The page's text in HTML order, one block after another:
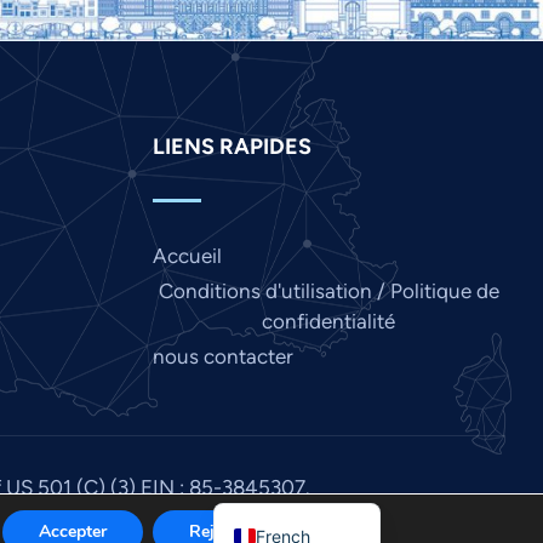
LIENS RAPIDES
Accueil
Conditions d'utilisation / Politique de
confidentialité
nous contacter
501 (C) (3) EIN : 85-3845307.
Accepter Rejeter French
English
Chinese
Dutch
Finnish
German
Gujarati
Hindi
Indonesian
Japanese